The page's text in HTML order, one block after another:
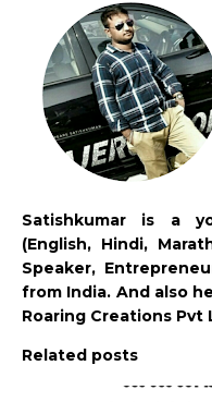
Satishkumar is a
(English, Hindi,
Speaker,
from India. And also
Roaring Creations Pvt
Related posts